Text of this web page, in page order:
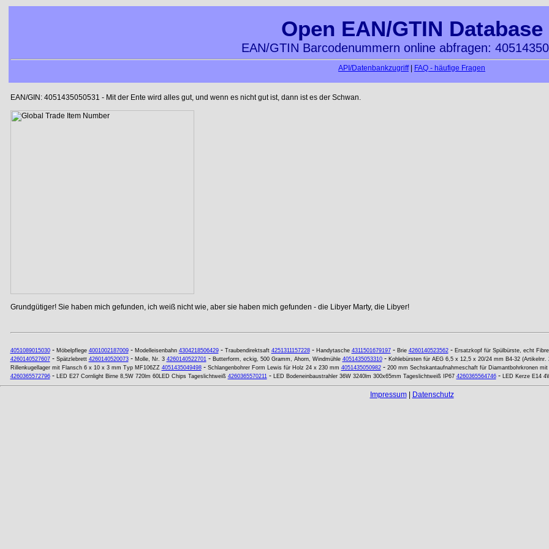
Open EAN/GTIN Database
EAN/GTIN Barcodenummern online abfragen:
API/Datenbankzugriff| FAQ - häufige Fragen
EAN/GIN: 4051435050531 - Mit der Ente wird alles gut, und wenn es nicht gut ist, dann ist es der Schwan.
Grundgütiger! Sie haben mich gefunden, ich weiß nicht wie, aber sie haben mich gefunden - die Libyer Marty, die Libyer!
4051089015030- Möbelpflege 4001002187009- Modelleisenbahn 4304218506429- Traubendirektsaft 4251311157228- Handytasche 4311501679197- Brie 4260140523562- Ersatzkopf für Spülbürste, echt
4260140527607- Spätzlebrett 4260140520073- Molle, Nr. 3 4260140522701- Butterform, eckig, 500 Gramm, Ahorn, Windmühle 4051435053310- Kohlebürsten für AEG 6,5 x 12,5 x 20/24 mm B4-32 (Artikelnr.
Rillenkugellager mit Flansch 6 x 10 x 3 mm Typ MF106ZZ 4051435049498- Schlangenbohrer Form Lewis für Holz 24 x 230 mm 4051435050982- 200 mm Sechskantaufnahmeschaft für Diamantbohrkronen mit
4260365572796- LED E27 Cornlight Birne 8,5W 720lm 60LED Chips Tageslichtweiß 4260365570211- LED Bodeneinbaustrahler 36W 3240lm 300x65mm Tageslichtweiß IP67 4260365564746- LED Kerze E14
Impressum| Datenschutz